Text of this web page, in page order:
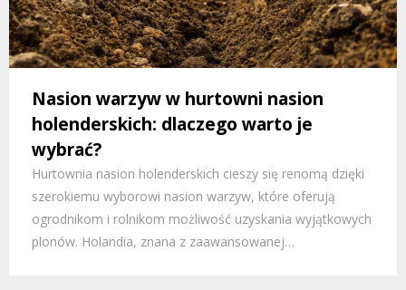
Nasion warzyw w hurtowni nasion
holenderskich: dlaczego warto je
wybrać?
Hurtownia nasion holenderskich cieszy się renomą dzięki
szerokiemu wyborowi nasion warzyw, które oferują
ogrodnikom i rolnikom możliwość uzyskania wyjątkowych
plonów. Holandia, znana z zaawansowanej…